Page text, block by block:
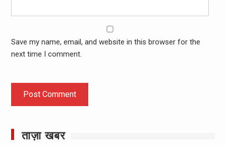
Save my name, email, and website in this browser for the
next time I comment.
ताज़ा खबर